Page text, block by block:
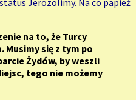
Jerozolimy. Na co papież
na to, że Turcy
Musimy się z tym po
Żydów, by weszli
tego nie możemy